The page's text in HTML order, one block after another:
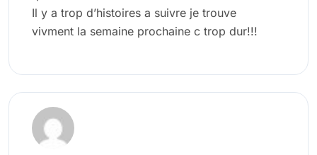
Il y a trop d’histoires a suivre je trouve
vivment la semaine prochaine c trop dur!!!